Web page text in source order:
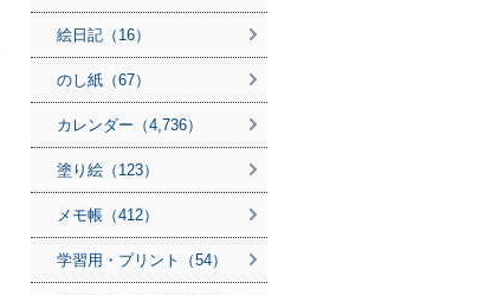
絵日記（16）
のし紙（67）
カレンダー（4,736）
塗り絵（123）
メモ帳（412）
学習用・プリント（54）